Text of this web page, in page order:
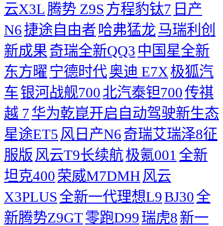
云X3L 腾势 Z9S 方程豹钛7 日产
N6捷途自由者 哈弗猛龙马瑞利创
新成果奇瑞全新QQ3 中国星全新
东方曜 宁德时代奥迪 E7X极狐汽
车银河战舰700北汽泰钽700传祺
越 7华为乾崑开启自动驾驶新生态
星途ET5 风日产N6奇瑞艾瑞泽8征
服版 风云T9长续航极氪001 全新
坦克400荣威M7DMH 风云
X3PLUS全新一代理想L9BJ30全
新腾势Z9GT零跑D99瑞虎8新一